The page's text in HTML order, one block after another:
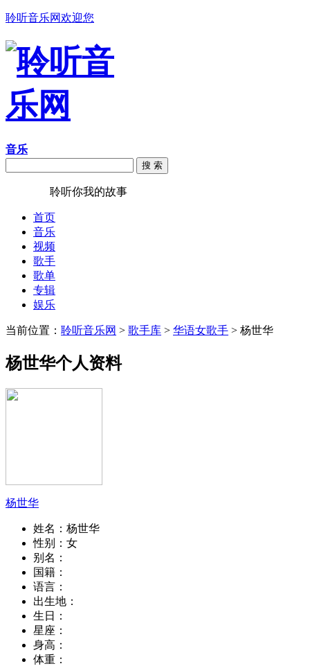
聆听音乐网欢迎您
音乐
搜 索
聆听你我的故事
首页
音乐
视频
歌手
歌单
专辑
娱乐
当前位置： 聆听音乐网 > 歌手库 > 华语女歌手 > 杨世华
杨世华个人资料
杨世华
姓名： 杨世华
性别： 女
别名：
国籍：
语言：
出生地：
生日：
星座：
身高：
体重：